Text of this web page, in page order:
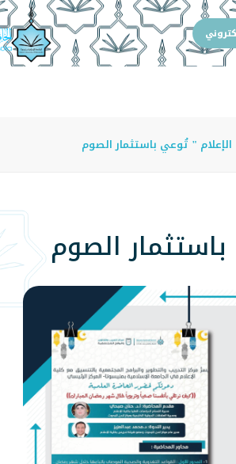
" تُوعي باستثمار الصوم
الصوم